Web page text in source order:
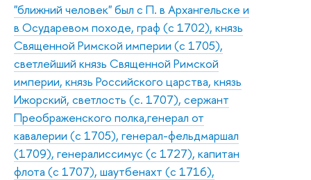
"ближний человек" был с П. в Архангельске и
в Осударевом походе, граф (с 1702), князь
Священной Римской империи (с 1705),
светлейший князь Священной Римской
империи, князь Российского царства, князь
Ижорский, светлость (с. 1707), сержант
Преображенского полка,генерал от
кавалерии (с 1705), генерал-фельдмаршал
(1709), генералиссимус (с 1727), капитан
флота (с 1707), шаутбенахт (с 1716),